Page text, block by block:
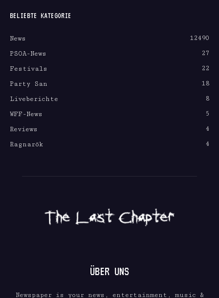
BELIEBTE KATEGORIE
News
12490
PSOA-News
27
Festivals
22
Party San
18
Liveberichte
8
WFF-News
5
Reviews
4
Ragnarök
4
ÜBER UNS
Newspaper is your news, entertainment, music &